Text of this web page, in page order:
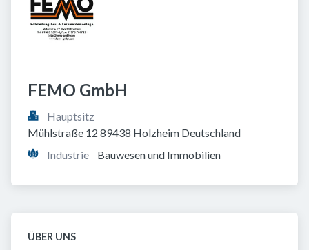
FEMO GmbH
Hauptsitz
Mühlstraße 12 89438 Holzheim Deutschland
Industrie
Bauwesen und Immobilien
ÜBER UNS